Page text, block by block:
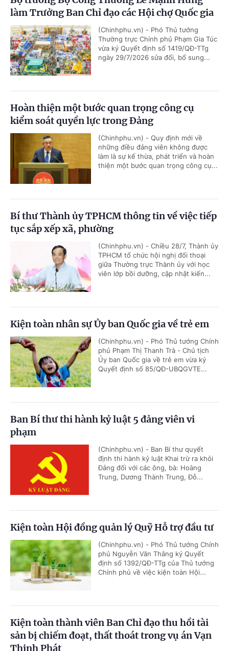
làm Trưởng Ban Chỉ đạo các Hội chợ Quốc gia
(Chinhphu.vn) - Phó Thủ tướng
Thường trực Chính phủ Phạm Gia Túc
vừa ký Quyết định số 1419/QĐ-TTg
ngày 29/7/2026 sửa đổi, bổ sung...
Hoàn thiện một bước quan trọng công cụ
kiểm soát quyền lực trong Đảng
(Chinhphu.vn) - Quy định mới về
những điều đảng viên không được
làm là sự kế thừa, phát triển và hoàn
thiện một bước quan trọng công cụ...
Bí thư Thành ủy TPHCM thông tin về việc tiếp
tục sắp xếp xã, phường
(Chinhphu.vn) - Chiều 28/7, Thành ủy
TPHCM tổ chức hội nghị đối thoại
giữa Thường trực Thành ủy với học
viên lớp bồi dưỡng, cập nhật kiến...
Kiện toàn nhân sự Ủy ban Quốc gia về trẻ em
(Chinhphu.vn) - Phó Thủ tướng Chính
phủ Phạm Thị Thanh Trà - Chủ tịch
Ủy ban Quốc gia về trẻ em vừa ký
Quyết định số 85/QĐ-UBQGVTE...
Ban Bí thư thi hành kỷ luật 5 đảng viên vi
phạm
(Chinhphu.vn) - Ban Bí thư quyết
định thi hành kỷ luật Khai trừ ra khỏi
Đảng đối với các ông, bà: Hoàng
Trung, Dương Thành Trung, Đỗ...
Kiện toàn Hội đồng quản lý Quỹ Hỗ trợ đầu tư
(Chinhphu.vn) - Phó Thủ tướng Chính
phủ Nguyễn Văn Thắng ký Quyết
định số 1392/QĐ-TTg của Thủ tướng
Chính phủ về việc kiện toàn Hội...
Kiện toàn thành viên Ban Chỉ đạo thu hồi tài
sản bị chiếm đoạt, thất thoát trong vụ án Vạn
Thịnh Phát